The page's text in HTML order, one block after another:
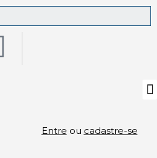
Entre ou cadastre-se